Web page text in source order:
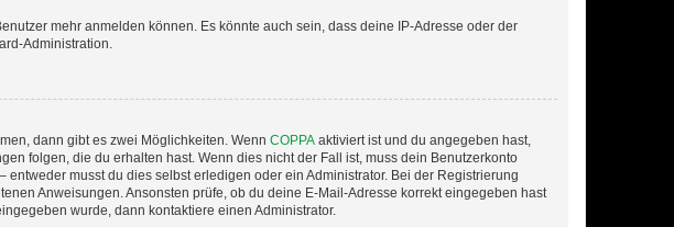
mehr anmelden können. Es könnte auch sein, dass deine IP-Adresse oder der
Administration.
dann gibt es zwei Möglichkeiten. Wenn COPPA aktiviert ist und du angegeben hast,
folgen, die du erhalten hast. Wenn dies nicht der Fall ist, muss dein Benutzerkonto
musst du dies selbst erledigen oder ein Administrator. Bei der Registrierung
Anweisungen. Ansonsten prüfe, ob du deine E-Mail-Adresse korrekt eingegeben hast
wurde, dann kontaktiere einen Administrator.